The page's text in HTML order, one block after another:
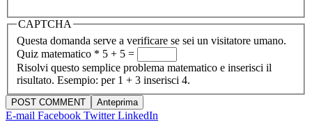
CAPTCHA
Questa domanda serve a verificare se sei un visitatore umano.
Quiz matematico * 5 + 5 =
Risolvi questo semplice problema matematico e inserisci il
risultato. Esempio: per 1 + 3 inserisci 4.
E-mail Facebook TwitterLinkedIn